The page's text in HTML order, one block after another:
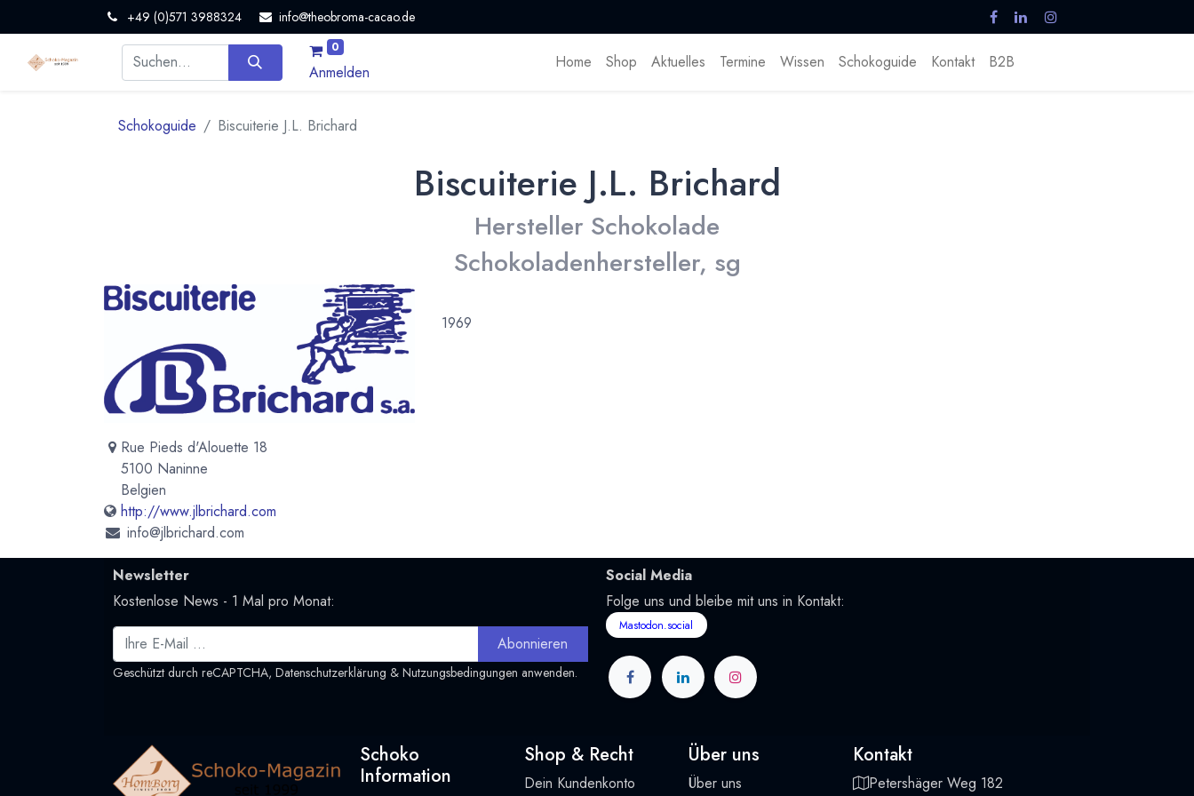
+49 (0)571 3988324 info@theobroma-cacao.de
0
Anmelden
Home Shop Aktuelles Termine Wissen Schokoguide Kontakt B2B
Schokoguide Biscuiterie J.L. Brichard
Biscuiterie J.L. Brichard
Hersteller Schokolade
Schokoladenhersteller, sg
Rue Pieds d'Alouette 18
5100 Naninne
Belgien
http://www.jlbrichard.com
info@jlbrichard.com
1969
Newsletter
Kostenlose News - 1 Mal pro Monat:
Abonnieren
Geschützt durch reCAPTCHA, Datenschutzerklärung & Nutzungsbedingungen anwenden.
Social Media
Folge uns und bleibe mit uns in Kontakt:
Mastodon.social
Schoko
Information
Shop & Recht
Dein Kundenkonto
Über uns
Über uns
Kontakt
Petershäger Weg 182